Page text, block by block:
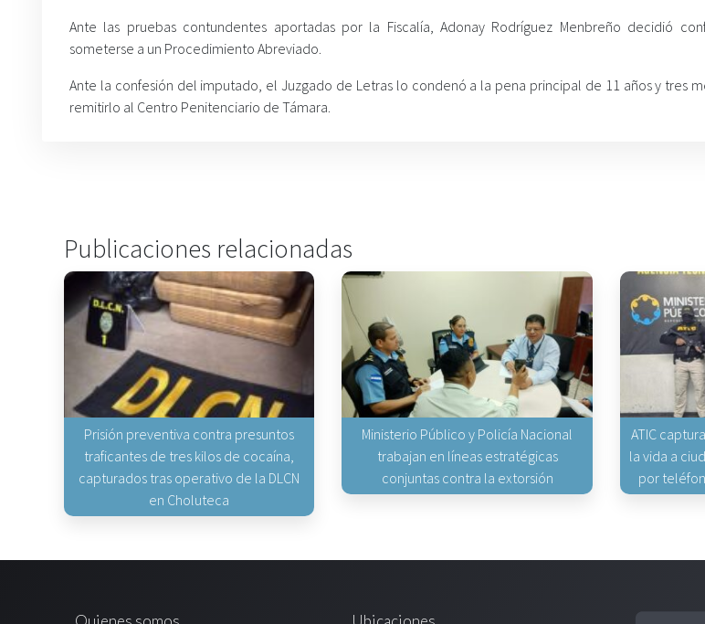
Ante las pruebas contundentes aportadas por la Fiscalía, Adonay Rodríguez Menbreño decidió
someterse a un Procedimiento Abreviado.
Ante la confesión del imputado, el Juzgado de Letras lo condenó a la pena principal de 11 años y tres
remitirlo al Centro Penitenciario de Támara.
Publicaciones relacionadas
Prisión preventiva contra presuntos
traficantes de tres kilos de cocaína,
capturados tras operativo de la DLCN
en Choluteca
Ministerio Público y Policía Nacional
trabajan en líneas estratégicas
conjuntas contra la extorsión
ATIC
la vida a
por